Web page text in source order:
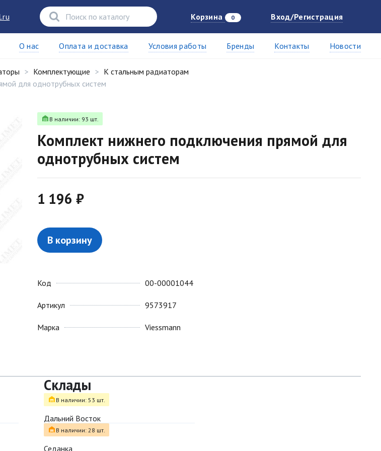
Корзина 0 Вход/Регистрация
О нас Оплата и доставка Условия работы Бренды Контакты Новости
Комплектующие
К стальным радиаторам
для однотрубных систем
В наличии: 93 шт.
Комплект нижнего подключения прямой для
однотрубных систем
1 196 ₽
В корзину
Код
Артикул
Марка
00-00001044
9573917
Viessmann
Склады
В наличии: 53 шт.
Дальний Восток
В наличии: 28 шт.
Седанка